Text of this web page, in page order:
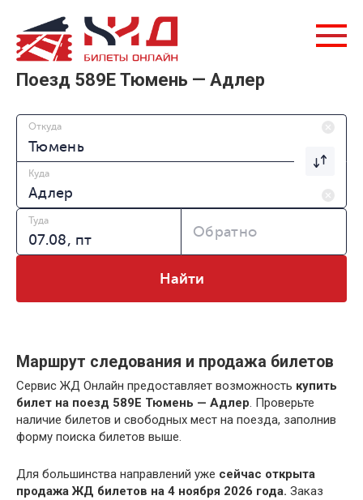
Поезд 589Е Тюмень — Адлер
Откуда
Куда
Туда
Обратно
Найти
Маршрут следования и продажа билетов
Сервис ЖД Онлайн предоставляет возможность купить
билет на поезд 589Е Тюмень — Адлер. Проверьте
наличие билетов и свободных мест на поезда, заполнив
форму поиска билетов выше.
Для большинства направлений уже сейчас открыта
продажа ЖД билетов на 4 ноября 2026 года. Заказ